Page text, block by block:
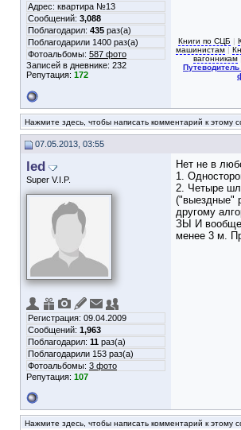
Адрес: квартира №13
Сообщений: 3,088
Поблагодарил: 435 раз(а)
Поблагодарили 1400 раз(а)
Фотоальбомы: 587 фото
Записей в дневнике: 232
Репутация: 172
Книги по СЦБ |
машинистам |
вагонникам|
Нажмите здесь, чтобы написать комментарий к этому
07.05.2013, 03:55
led
Super V.I.P.
Регистрация: 09.04.2009
Сообщений: 1,963
Поблагодарил: 11 раз(а)
Поблагодарили 153 раз(а)
Фотоальбомы: 3 фото
Репутация: 107
Нет не в
1.
2. Четыре
("выездные"
другому
ЗЫ И
менее 3 м.
Нажмите здесь, чтобы написать комментарий к этому